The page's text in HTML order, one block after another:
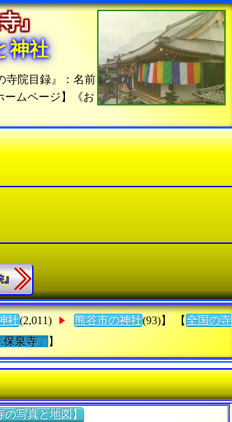
寺』
神社
寺院目録』：名前
ームページ】《お
』
社(2,011) 熊谷市の神社(93)】 【 全国の寺
保泉寺」 】
の写真と地図】